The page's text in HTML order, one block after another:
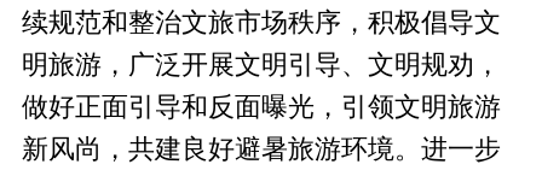
续规范和整治文旅市场秩序，积极倡导文
明旅游，广泛开展文明引导、文明规劝，
做好正面引导和反面曝光，引领文明旅游
新风尚，共建良好避暑旅游环境。进一步